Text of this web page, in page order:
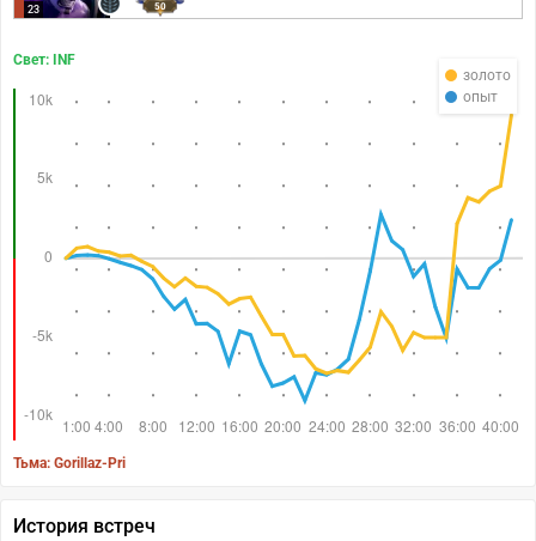
23 50
золото
опыт
Свет: INF
Тьма: Gorillaz-Pri
История встреч